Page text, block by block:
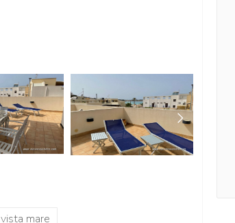
vista mare